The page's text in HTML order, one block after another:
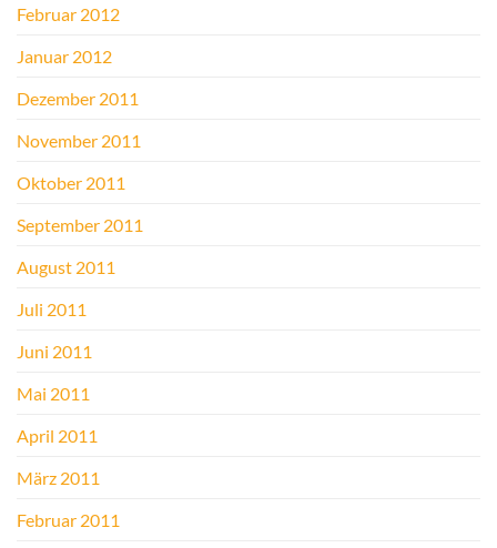
Februar 2012
Januar 2012
Dezember 2011
November 2011
Oktober 2011
September 2011
August 2011
Juli 2011
Juni 2011
Mai 2011
April 2011
März 2011
Februar 2011